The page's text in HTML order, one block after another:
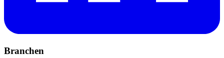
Branchen